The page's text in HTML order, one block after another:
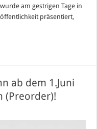
am gestrigen Tage in
präsentiert,
ab dem 1.Juni
(Preorder)!